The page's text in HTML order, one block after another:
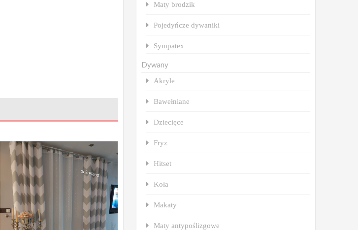
Maty brodzik
Pojedyńcze dywaniki
Sympatex
Dywany
Akryle
Bawełniane
Dziecięce
Fryz
Hitset
Koła
Makaty
Maty antypoślizgowe